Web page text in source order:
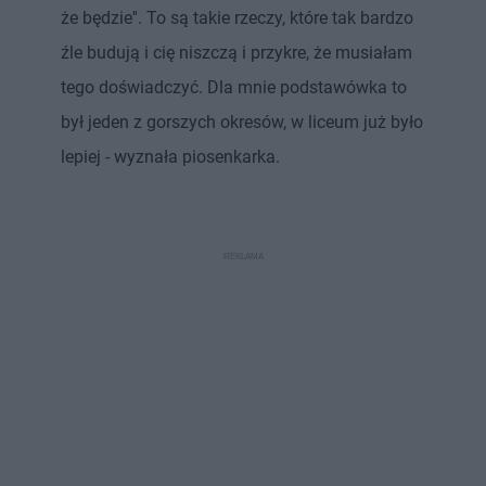
że będzie''. To są takie rzeczy, które tak bardzo
źle budują i cię niszczą i przykre, że musiałam
tego doświadczyć. Dla mnie podstawówka to
był jeden z gorszych okresów, w liceum już było
lepiej - wyznała piosenkarka.